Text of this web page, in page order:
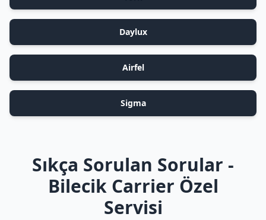
Daylux
Airfel
Sigma
Sıkça Sorulan Sorular -
Bilecik Carrier Özel
Servisi